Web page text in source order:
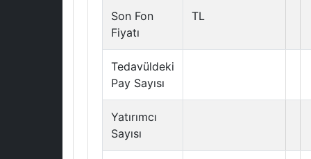
Son Fon
Fiyatı
TL
Tedavüldeki
Pay Sayısı
Yatırımcı
Sayısı